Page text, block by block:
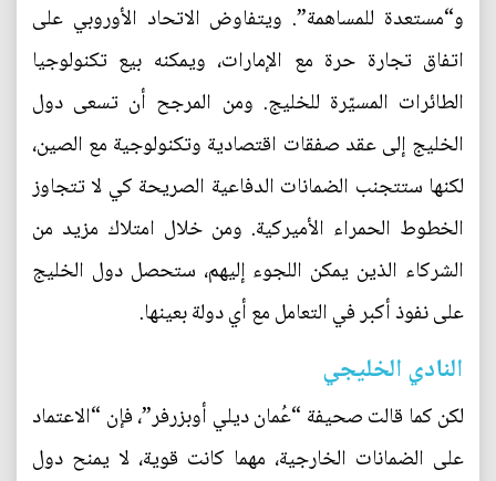
و“مستعدة للمساهمة”. ويتفاوض الاتحاد الأوروبي على
اتفاق تجارة حرة مع الإمارات، ويمكنه بيع تكنولوجيا
الطائرات المسيّرة للخليج. ومن المرجح أن تسعى دول
الخليج إلى عقد صفقات اقتصادية وتكنولوجية مع الصين،
لكنها ستتجنب الضمانات الدفاعية الصريحة كي لا تتجاوز
الخطوط الحمراء الأميركية. ومن خلال امتلاك مزيد من
الشركاء الذين يمكن اللجوء إليهم، ستحصل دول الخليج
على نفوذ أكبر في التعامل مع أي دولة بعينها.
النادي الخليجي
لكن كما قالت صحيفة “عُمان ديلي أوبزرفر”، فإن “الاعتماد
على الضمانات الخارجية، مهما كانت قوية، لا يمنح دول